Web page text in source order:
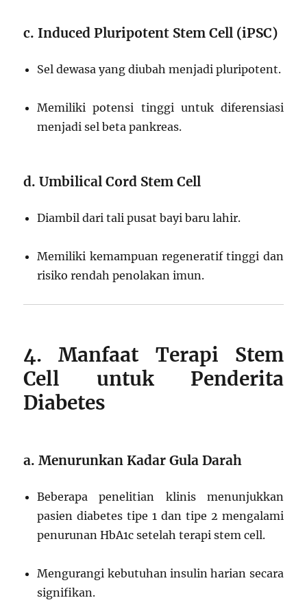
c. Induced Pluripotent Stem Cell (iPSC)
Sel dewasa yang diubah menjadi pluripotent.
Memiliki potensi tinggi untuk diferensiasi
menjadi sel beta pankreas.
d. Umbilical Cord Stem Cell
Diambil dari tali pusat bayi baru lahir.
Memiliki kemampuan regeneratif tinggi dan
risiko rendah penolakan imun.
4. Manfaat Terapi Stem
Cell untuk Penderita
Diabetes
a. Menurunkan Kadar Gula Darah
Beberapa penelitian klinis menunjukkan
pasien diabetes tipe 1 dan tipe 2 mengalami
penurunan HbA1c setelah terapi stem cell.
Mengurangi kebutuhan insulin harian secara
signifikan.